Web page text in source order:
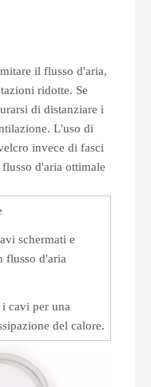
il flusso d'aria,
ridotte. Se
di distanziare i
L'uso di
invece di fasci
d'aria ottimale
schermati e
flusso d'aria
cavi per una
del calore.